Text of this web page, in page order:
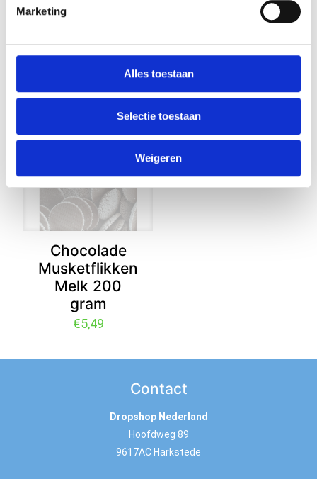
Marketing
Alles toestaan
Selectie toestaan
Weigeren
Curly Wurly 3
pack
Chocolade
Musketflikken
Melk 200
gram
€5,49
Contact
Dropshop Nederland
Hoofdweg 89
9617AC Harkstede